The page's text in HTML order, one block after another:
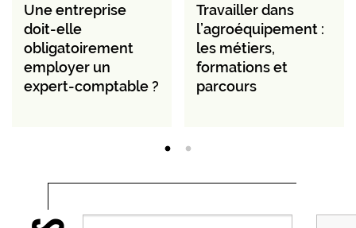
Une entreprise
doit-elle
obligatoirement
employer un
expert-comptable ?
Travailler dans
l’agroéquipement :
les métiers,
formations et
parcours